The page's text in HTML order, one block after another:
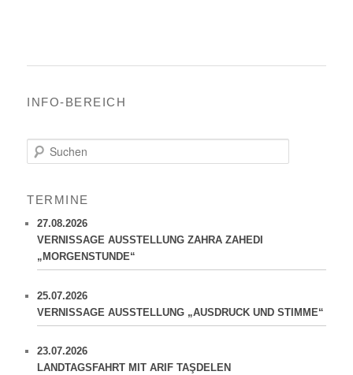
INFO-BEREICH
e
n
TERMINE
27.08.2026
VERNISSAGE AUSSTELLUNG ZAHRA ZAHEDI
„MORGENSTUNDE“
25.07.2026
VERNISSAGE AUSSTELLUNG „AUSDRUCK UND STIMME“
23.07.2026
LANDTAGSFAHRT MIT ARIF TAŞDELEN